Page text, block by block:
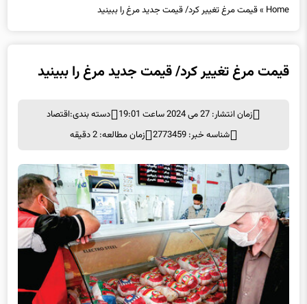
Home
»قیمت مرغ تغییر کرد/ قیمت جدید مرغ را ببینید
قیمت مرغ تغییر کرد/ قیمت جدید مرغ را ببینید
زمان انتشار: 27 می 2024 ساعت 19:01 دسته بندی:اقتصاد
شناسه خبر: 2773459
زمان مطالعه: 2 دقیقه